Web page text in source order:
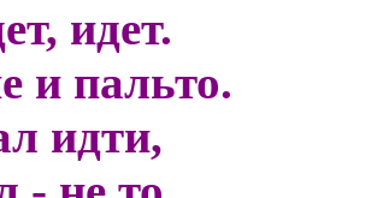
идет.
и пальто.
идти,